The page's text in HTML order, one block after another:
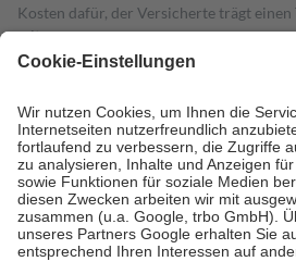
Kosten dafür, der Versicherte trägt einen
mit.
Grundsätzlich leisten Mitglieder
höchstens zehn Euro.
Es sind jedoch nie
Kosten der Leistung zu entrichten.
Diese Regeln gelten grundsätzlich auch
Bei Heilmitteln und häuslicher
Zuzahlung zehn Prozent der Kosten
Verordnung.
Um das Engagement der Versicherten für
stärken und die besondere Stellung der